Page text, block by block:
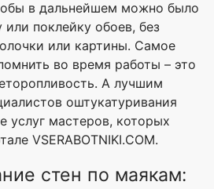
в дальнейшем можно было
или поклейку обоев, без
или картины. Самое
во время работы – это
А лучшим
оштукатуривания
услуг мастеров, которых
VSERABOTNIKI.COM.
стен по маякам: